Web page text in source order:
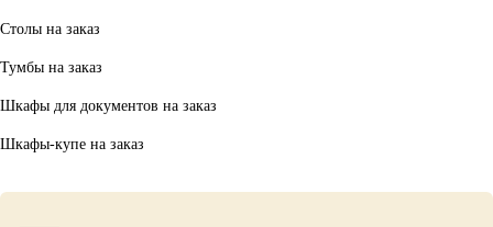
Столы на заказ
Тумбы на заказ
Шкафы для документов на заказ
Шкафы-купе на заказ